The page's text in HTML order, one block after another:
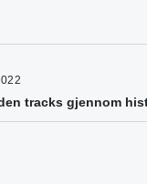
tracks gjennom